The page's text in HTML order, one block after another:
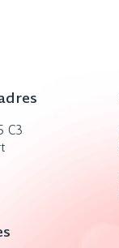
C3